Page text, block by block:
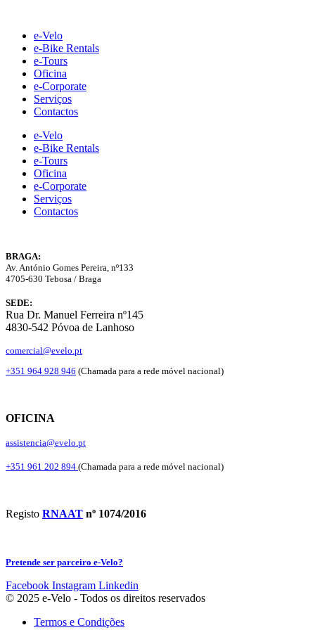
contente-Velo
e-Bike Rentals
e-Tours
Oficina
e-Corporate
Serviços
Contactos
e-Velo
e-Bike Rentals
e-Tours
Oficina
e-Corporate
Serviços
Contactos
BRAGA:
Av. António Gomes Pereira, nº133
4705-630 Tebosa / Braga
SEDE:
Rua Dr. Manuel Ferreira nº145
4830-542 Póvoa de Lanhoso
comercial@evelo.pt
+351 964 928 946 (Chamada para a rede móvel nacional)
OFICINA
assistencia@evelo.pt
+351 961 202 894 (Chamada para a rede móvel nacional)
Registo RNAAT nº 1074/2016
Pretende ser parceiro e-Velo?
Facebook Instagram Linkedin
© 2025 e-Velo - Todos os direitos reservados
Termos e Condições